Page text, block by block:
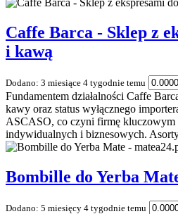
Caffe Barca - Sklep z
i kawą
Dodano: 3 miesiące 4 tygodnie temu
Fundamentem działalności Caffe
kawy oraz status wyłącznego
ASCASO, co czyni firmę kluczowym
indywidualnych i biznesowych.
Bombille do Yerba
Dodano: 5 miesięcy 4 tygodnie temu